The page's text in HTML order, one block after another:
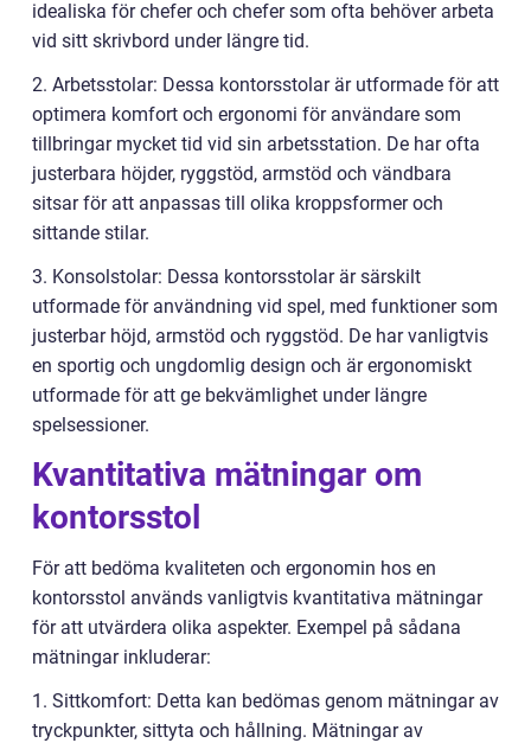
idealiska för chefer och chefer som ofta behöver arbeta
vid sitt skrivbord under längre tid.
2. Arbetsstolar: Dessa kontorsstolar är utformade för att
optimera komfort och ergonomi för användare som
tillbringar mycket tid vid sin arbetsstation. De har ofta
justerbara höjder, ryggstöd, armstöd och vändbara
sitsar för att anpassas till olika kroppsformer och
sittande stilar.
3. Konsolstolar: Dessa kontorsstolar är särskilt
utformade för användning vid spel, med funktioner som
justerbar höjd, armstöd och ryggstöd. De har vanligtvis
en sportig och ungdomlig design och är ergonomiskt
utformade för att ge bekvämlighet under längre
spelsessioner.
Kvantitativa mätningar om
kontorsstol
För att bedöma kvaliteten och ergonomin hos en
kontorsstol används vanligtvis kvantitativa mätningar
för att utvärdera olika aspekter. Exempel på sådana
mätningar inkluderar:
1. Sittkomfort: Detta kan bedömas genom mätningar av
tryckpunkter, sittyta och hållning. Mätningar av